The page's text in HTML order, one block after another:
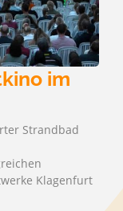
im
Strandbad
Klagenfurt